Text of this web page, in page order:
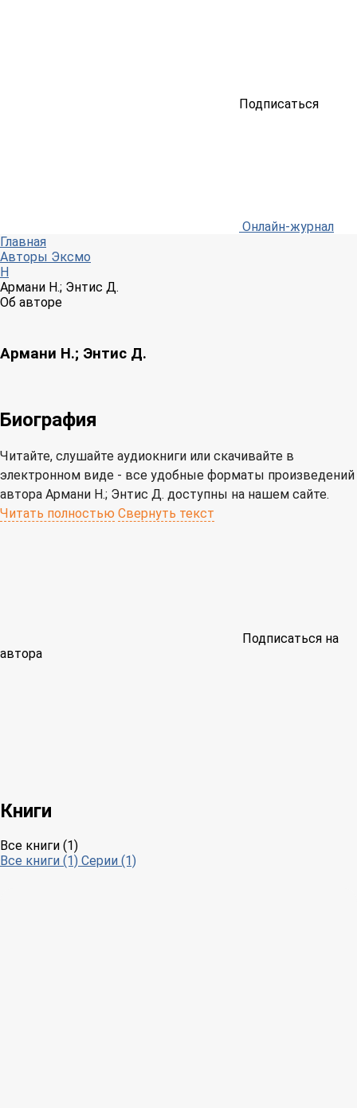
Подписаться
Онлайн-журнал
Главная
Авторы Эксмо
Н
Армани Н.; Энтис Д.
Об авторе
Армани Н.; Энтис Д.
Биография
Читайте, слушайте аудиокниги или скачивайте в
электронном виде - все удобные форматы произведений
автора Армани Н.; Энтис Д. доступны на нашем сайте.
Читать полностью Свернуть текст
Подписаться на
автора
Книги
Все книги (1)
Все книги (1) Серии (1)